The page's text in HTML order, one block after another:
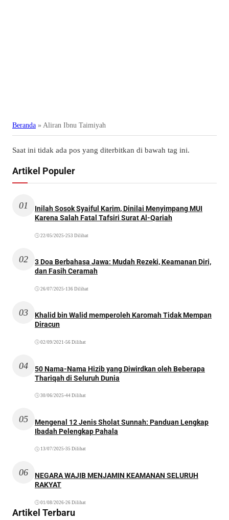
Beranda » Aliran Ibnu Taimiyah
Saat ini tidak ada pos yang diterbitkan di bawah tag ini.
Artikel Populer
01
Inilah Sosok Syaiful Karim, Dinilai Menyimpang MUI
Karena Salah Fatal Tafsiri Surat Al-Qariah
22/05/2025 •253 Dilihat
02
3 Doa Berbahasa Jawa: Mudah Rezeki, Keamanan Diri,
dan Fasih Ceramah
26/07/2025 •136 Dilihat
03
Khalid bin Walid memperoleh Karomah Tidak Mempan
Diracun
02/09/2021 •56 Dilihat
04
50 Nama-Nama Hizib yang Diwirdkan oleh Beberapa
Thariqah di Seluruh Dunia
30/06/2025 •44 Dilihat
05
Mengenal 12 Jenis Sholat Sunnah: Panduan Lengkap
Ibadah Pelengkap Pahala
13/07/2025 •35 Dilihat
06
NEGARA WAJIB MENJAMIN KEAMANAN SELURUH
RAKYAT
01/08/2026•26 Dilihat
Artikel Terbaru